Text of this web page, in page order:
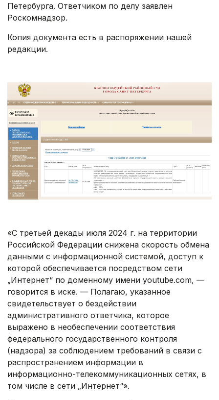
Петербурга. Ответчиком по делу заявлен
Роскомнадзор.
Копия документа есть в распоряжении нашей
редакции.
«С третьей декады июля 2024 г. на территории
Российской Федерации снижена скорость обмена
данными с информационной системой, доступ к
которой обеспечивается посредством сети
„Интернет“ по доменному имени youtube.com, —
говорится в иске. — Полагаю, указанное
свидетельствует о бездействии
административного ответчика, которое
выражено в необеспечении соответствия
федерального государственного контроля
(надзора) за соблюдением требований в связи с
распространением информации в
информационно-телекоммуникационных сетях, в
том числе в сети „Интернет“».